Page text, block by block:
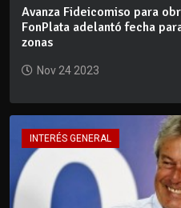
Avanza Fideicomiso para
FonPlata adelantó fecha
zonas
Nov 24 2023
INTERÉS GENERAL